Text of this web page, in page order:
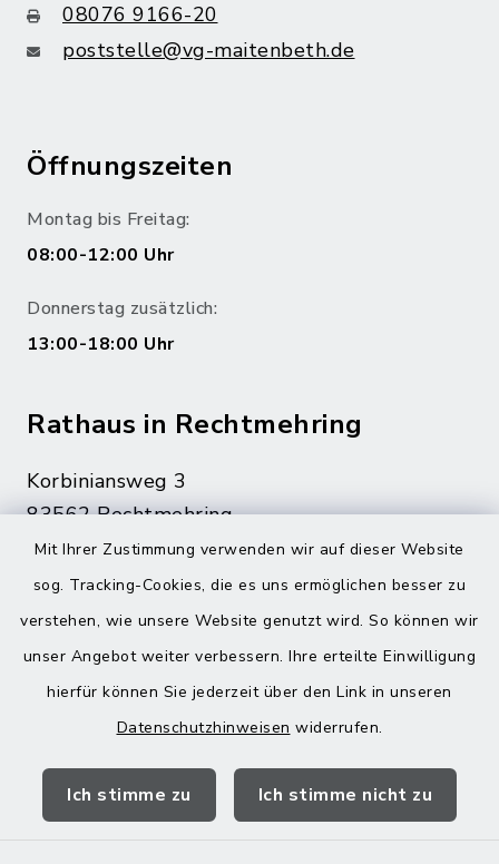
Mit Ihrer Zustimmung verwenden wir auf dieser Website
sog. Tracking-Cookies, die es uns ermöglichen besser zu
verstehen, wie unsere Website genutzt wird. So können wir
unser Angebot weiter verbessern. Ihre erteilte Einwilligung
hierfür können Sie jederzeit über den Link in unseren
Datenschutzhinweisen widerrufen.
Ich stimme zu Ich stimme nicht zu
08076 9166-20
poststelle@vg-maitenbeth.de
Öffnungszeiten
Montag bis Freitag:
08:00-12:00 Uhr
Donnerstag zusätzlich:
13:00-18:00 Uhr
Rathaus in Rechtmehring
Korbiniansweg 3
83562 Rechtmehring
08076 499
08076 8595
poststelle@vg-maitenbeth.de
Landratsamt Mühldorf